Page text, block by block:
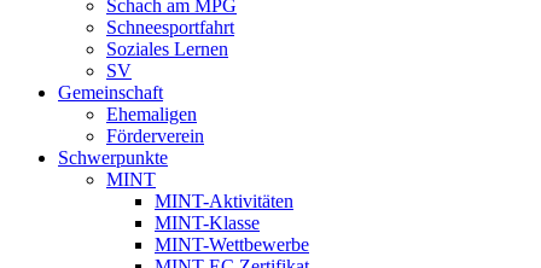
Schach am MPG
Schneesportfahrt
Soziales Lernen
SV
Gemeinschaft
Ehemaligen
Förderverein
Schwerpunkte
MINT
MINT-Aktivitäten
MINT-Klasse
MINT-Wettbewerbe